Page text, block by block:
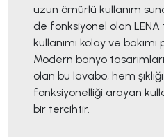
uzun ömürlü kullanım
de fonksiyonel olan
kullanımı kolay ve
Modern banyo
olan bu lavabo, hem
fonksiyonelliği arayan
bir tercihtir.